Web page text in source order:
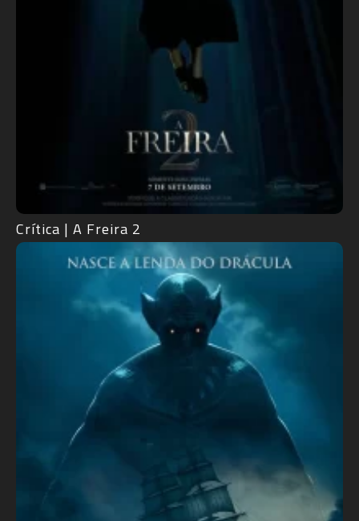
Crítica | A Freira 2